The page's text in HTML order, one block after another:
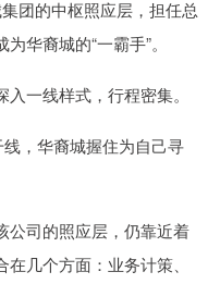
团的中枢照应层，担任总
华裔城的“一霸手”。
一线样式，行程密集。
，华裔城握住为自己寻
司的照应层，仍靠近着
几个方面：业务计策、